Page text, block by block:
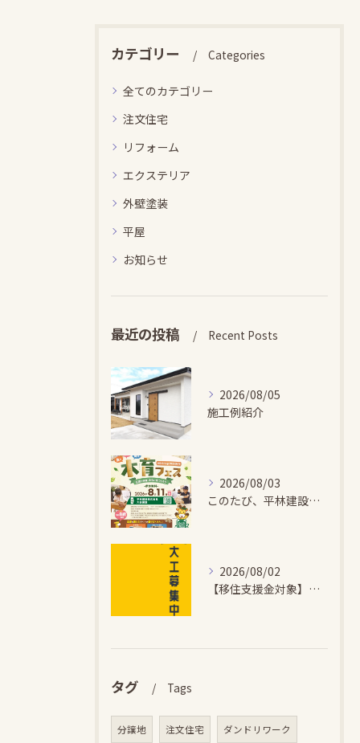
カテゴリー Categories
全てのカテゴリー
注文住宅
リフォーム
エクステリア
外壁塗装
平屋
お知らせ
最近の投稿 Recent Posts
2026/08/05
施工例紹介
2026/08/03
このたび、平林建設では、お子さまが木とふれあい・木について学...
2026/08/02
【移住支援金対象】【未経験歓迎】大多喜町で「見えないところも...
タグ Tags
分譲地 注文住宅 ダンドリワーク